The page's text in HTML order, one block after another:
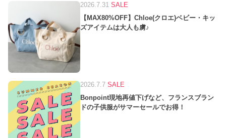
2026.7.31 SALE
【MAX80%OFF】Chloe(クロエ)ベビー・キッ
ズアイテムは大人も虜♪
2026.7.7 SALE
Bonpoint現地再値下げなど、フランスブラン
ドの子供服がサマーセールでお得！